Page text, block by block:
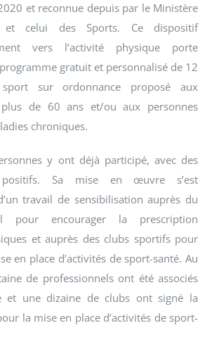
et reconnue depuis par le Ministère
celui des Sports. Ce dispositif
vers l’activité physique porte
gratuit et personnalisé de 12
sur ordonnance proposé aux
de 60 ans et/ou aux personnes
chroniques.
y ont déjà participé, avec des
Sa mise en œuvre s’est
travail de sensibilisation auprès du
pour encourager la prescription
et auprès des clubs sportifs pour
en place d’activités de sport-santé. Au
de professionnels ont été associés
et une dizaine de clubs ont signé la
la mise en place d’activités de sport-